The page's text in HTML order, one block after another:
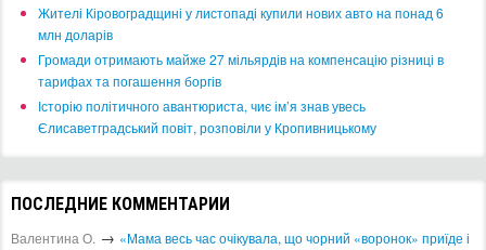
​Жителі Кіровоградщині у листопаді купили нових авто на понад 6
млн доларів
​Громади отримають майже 27 мільярдів на компенсацію різниці в
тарифах та погашення боргів
Історію політичного авантюриста, чиє ім’я знав увесь
Єлисаветградський повіт, розповіли у Кропивницькому
ПОСЛЕДНИЕ КОММЕНТАРИИ
Валентина О. → «Мама весь час очікувала, що чорний «воронок» приїде і